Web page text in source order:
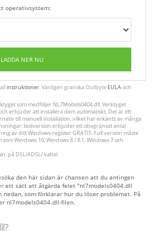
operativsystem:
LADDA NER NU
instruktioner. Vänligen granska Outbyte EULAoch
som medföljer NL7Models0404.dll. Verktyget
erbjuder att installera dem automatiskt. Det är ett
till manuell installation, vilket har erkänts av många
testversion erbjuder ett obegränsat antal
av ditt Windows-register GRATIS. Full version måste
Windows 10, Windows 8 / 8.1, Windows 7 och
på DSL/ADSL/ kabel
den här sidan är chansen att du antingen
ett sätt att åtgärda felet "nl7models0404.dll
som förklarar hur du löser problemet. På
nl7models0404.dll-filen.